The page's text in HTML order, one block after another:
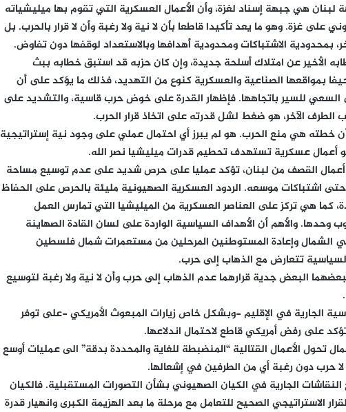
لبنان هي جبهة إسناد لغزة، وأن الأعمال العسكرية التي تقوم بها ميليشياته
غزة. وهو ما يعد تأكيدا قاطعا بأن لا نية ولا رغبة وأن لا قرار بالحرب. بل
بمحدودية الاشتباكات ومحدودية أهدافها وبالاستعداد لوقفها دون تفاوض.
الأخير عن امتلاك أسلحة جديدة، وإن كان حزبه قد استبق خطابه ببث
بمواقعها الصناعية والعسكرية كنوع من التهديد، فذلك ما يؤكد على أن
للسير باتجاهها. فإظهار القدرة على خوض حرب قاسية، والتشديد على
الطرف الآخر، هو ضغط لشل قدرته على اتخاذ قرار الحرب.
أن خطته هي منع الحرب. هو لم يبرز أي احتمال عملي على وجود نية إستراتيجية
أعمال عسكرية تستهدف تحطيم قدرات ميليشيا نصر الله.
أعمال القصف من لبنان، تؤكد عمليا على حرص شديد على عدم توسيع مساحة
حتى اشتباكات موسعه. الردود العسكرية الصهيونية مليئة بالحرص على الحفاظ
كما هي تركز على العناصر العسكرية من الميليشيا التي تمارس العمل
والأهم أن الأهداف السياسية الواردة على لسان القادة الصهاينة
الشمال وإعادة المستوطنين المرحلين من مستعمرات شمال فلسطين
تتعارض مع الذهاب إلى حرب.
البعض جدية قرارهما عدم الذهاب إلى حرب وأن لا نية ولا رغبة لتوسيع
الجارية في الإقليم -وبشكل خاص زيارات المبعوث الأمريكي -على توفر
على رفض أمريكي قاطع لاحتمال اندلاعها.
تحول الأعمال القتالية “المنضبطة للغاية والمحددة بدقة” الى عمليات أوسع
حرب دون رغبة أي من الطرفين في إشعالها.
الجارية في الكيان الصهيوني بشأن التصورات المستقبلية. فالكيان
الاستراتيجي الصحيح للتعامل مع مرحلة ما بعد الهزيمة الكبرى وانهيار قدرة